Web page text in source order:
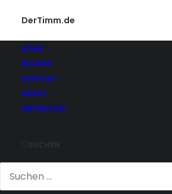
DerTimm.de
HOME
BÜCHER
KONTAKT
ABOUT
IMPRESSUM